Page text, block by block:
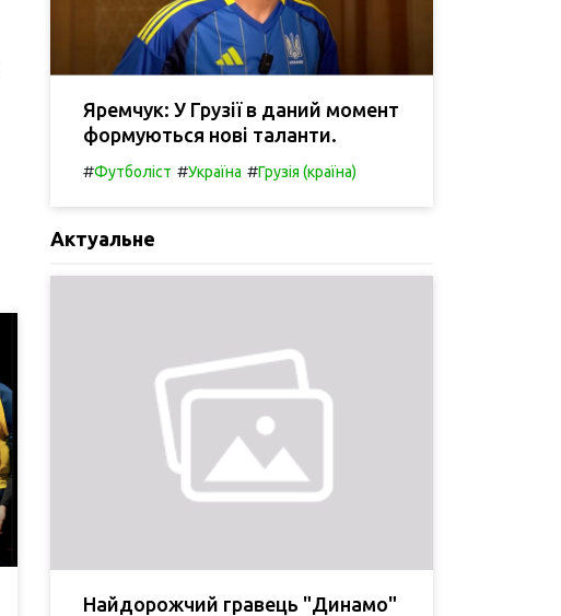
Яремчук: У Грузії в даний момент
формуються нові таланти.
#Футболіст #Україна #Грузія (країна)
Актуальне
Найдорожчий гравець "Динамо"